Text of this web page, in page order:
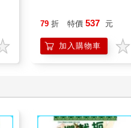
79 折 特價 537 元
加入購物車